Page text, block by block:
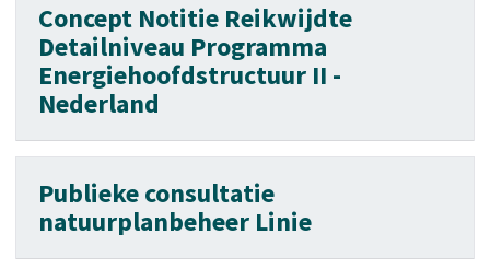
Concept Notitie Reikwijdte
Detailniveau Programma
Energiehoofdstructuur II -
Nederland
Publieke consultatie
natuurplanbeheer Linie